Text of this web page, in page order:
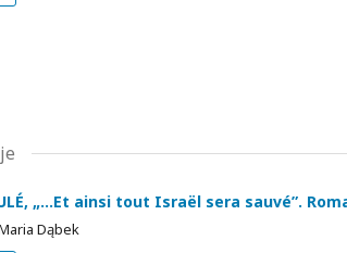
„…Et ainsi tout Israël sera sauvé”.
Dąbek